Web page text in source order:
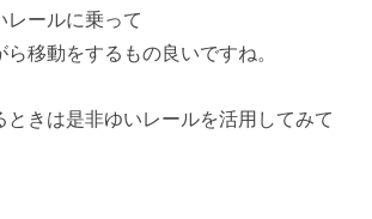
レールに乗って
移動をするもの良いですね。
ときは是非ゆいレールを活用してみて